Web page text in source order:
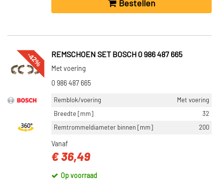
Bestellen
-42% REMSCHOEN SET BOSCH 0 986 487 665
Met voering
0 986 487 665
Remblok/voering
Met voering
Breedte [mm]
32
Remtrommeldiameter binnen [mm]
200
Vanaf
€ 36,49
Op voorraad